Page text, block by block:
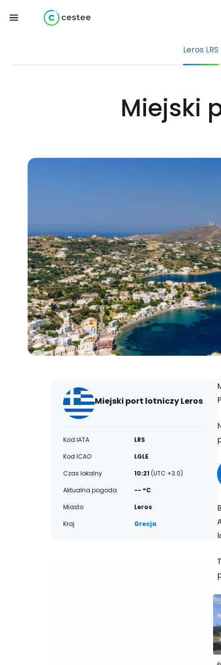
Leros LRS
Miejski
Miejski port lotniczy Leros
Kod IATA
LRS
Kod ICAO
LGLE
Czas lokalny
10:21 (UTC +3.0)
Aktualna pogoda
-- °C
Miasto
Leros
Kraj
Grecja